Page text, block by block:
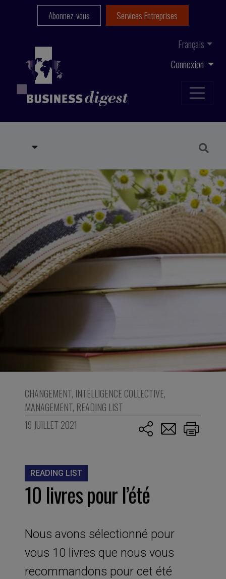
Connexion
Français
Abonnez-vous Services Entreprises
CHANGEMENT, INTELLIGENCE COLLECTIVE,
MANAGEMENT, READING LIST
19 JUILLET 2021
READING LIST
10 livres pour l’été
Nous avons sélectionné pour
vous 10 livres que nous vous
recommandons pour cet été